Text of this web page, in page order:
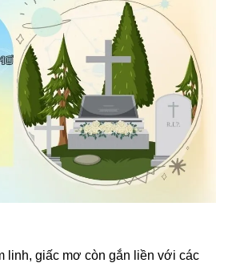
linh, giấc mơ còn gắn liền với các